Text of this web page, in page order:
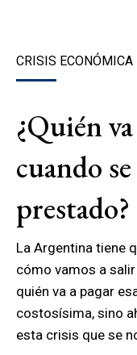
CRISIS ECONÓMICA
¿Quién
cuando
prestado?
La Argentina tiene
cómo vamos a
quién va a pagar
costosísima, sino
esta crisis que se